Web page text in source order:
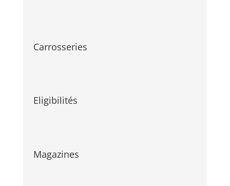
Carrosseries
Eligibilités
Magazines